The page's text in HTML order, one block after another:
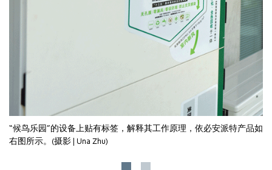
“候鸟乐园”的设备上贴有标签，解释其工作原理，依必安派特产品如
右图所示。(摄影 | Una Zhu)